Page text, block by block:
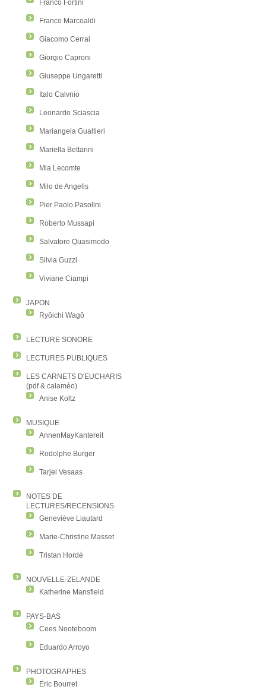
Franco Fortini
Franco Marcoaldi
Giacomo Cerrai
Giorgio Caproni
Giuseppe Ungaretti
Italo Calvnio
Leonardo Sciascia
Mariangela Gualtieri
Mariella Bettarini
Mia Lecomte
Milo de Angelis
Pier Paolo Pasolini
Roberto Mussapi
Salvatore Quasimodo
Silvia Guzzi
Viviane Ciampi
JAPON
Ryôichi Wagô
LECTURE SONORE
LECTURES PUBLIQUES
LES CARNETS D'EUCHARIS
(pdf & calaméo)
Anise Koltz
MUSIQUE
AnnenMayKantereit
Rodolphe Burger
Tarjei Vesaas
NOTES DE
LECTURES/RECENSIONS
Geneviève Liautard
Marie-Christine Masset
Tristan Hordé
NOUVELLE-ZELANDE
Katherine Mansfield
PAYS-BAS
Cees Nooteboom
Eduardo Arroyo
PHOTOGRAPHES
Eric Bourret